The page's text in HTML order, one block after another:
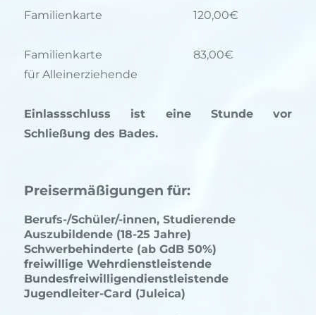
Familienkarte 120,00€
Familienkarte
für Alleinerziehende
83,00€
Einlassschluss ist eine Stunde vor
Schließung des Bades.
Preisermäßigungen für:
Berufs-/Schüler/-innen, Studierende
Auszubildende (18-25 Jahre)
Schwerbehinderte (ab GdB 50%)
freiwillige Wehrdienstleistende
Bundesfreiwilligendienstleistende
Jugendleiter-Card (Juleica)